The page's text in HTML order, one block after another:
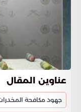
عناوين المقال
جهود مكافحة